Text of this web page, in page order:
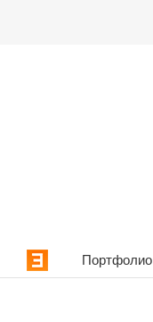
Портфолио